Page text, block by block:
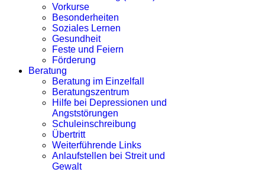
Vorkurse
Besonderheiten
Soziales Lernen
Gesundheit
Feste und Feiern
Förderung
Beratung
Beratung im Einzelfall
Beratungszentrum
Hilfe bei Depressionen und
Angststörungen
Schuleinschreibung
Übertritt
Weiterführende Links
Anlaufstellen bei Streit und
Gewalt